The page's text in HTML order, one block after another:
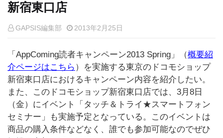
新宿東口店
GAPSIS編集部 2013年2月25日
「AppComing読者キャンペーン2013 Spring」（概要紹
介ページはこちら ）を実施する東京のドコモショップ
新宿東口店におけるキャンペーン内容を紹介したい。
また、このドコモショップ新宿東口店では、3月8日
（金）にイベント「タッチ＆トライ★スマートフォン
セミナー」も実施予定となっている。このイベントは
商品の購入条件などなく、誰でも参加可能なのでぜひ